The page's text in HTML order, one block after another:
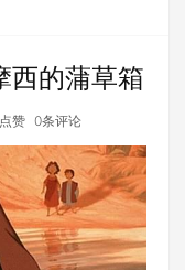
西的蒲草箱
赞 0条评论